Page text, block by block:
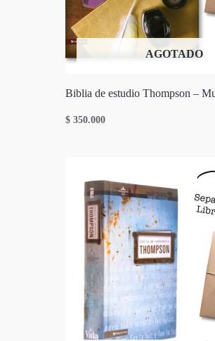
AGOTADO
Biblia de estudio Thompson –
$ 350.000